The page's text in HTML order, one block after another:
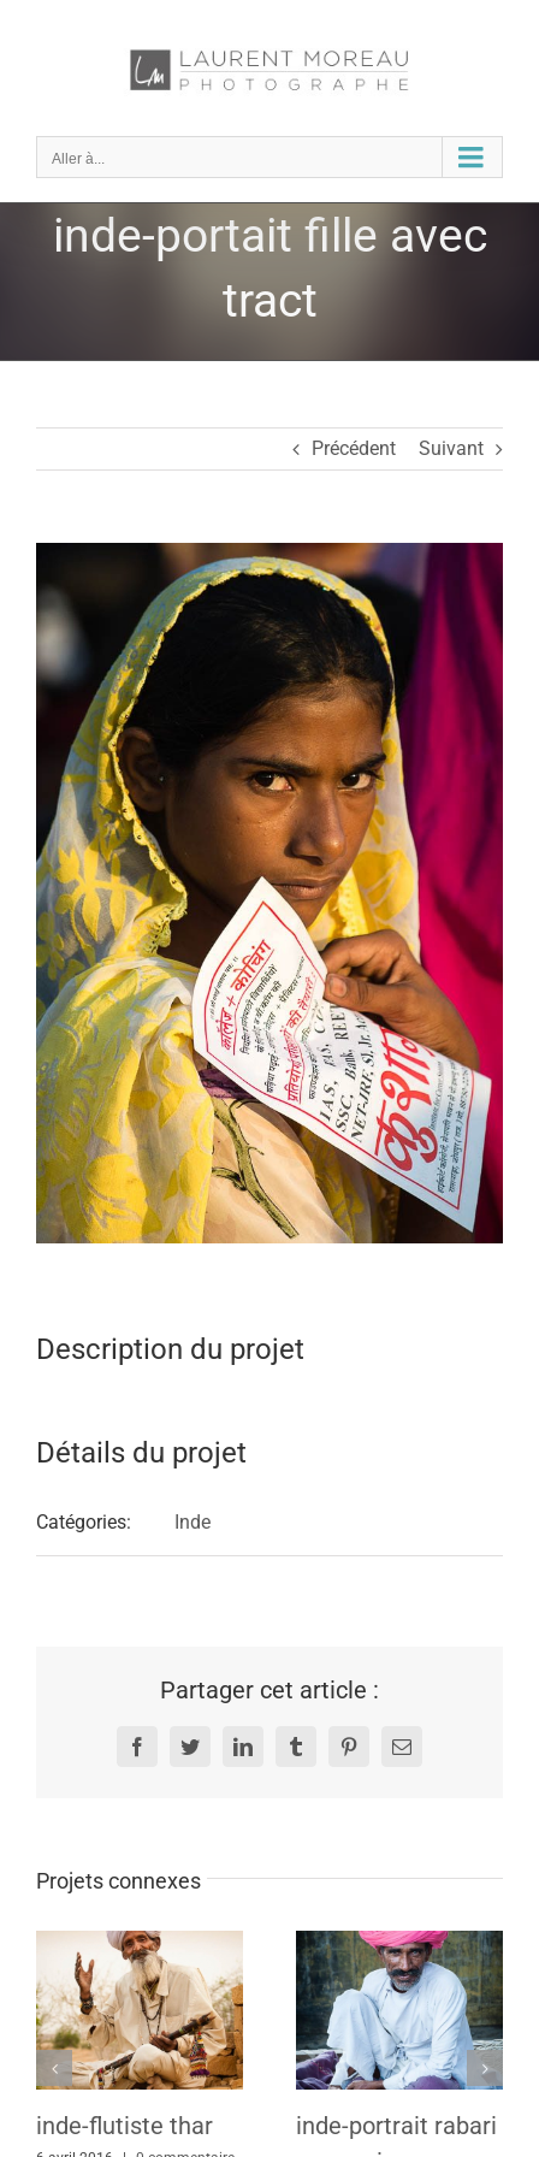
Aller à...
inde-portait fille avec
tract
Précédent Suivant
Image
Description du projet
Détails du projet
Catégories: Inde
Partager cet article :
FacebookTwitterLinkedInTumblrPinterestEmail
Projets connexes
inde-flutiste thar
inde-portrait rabari